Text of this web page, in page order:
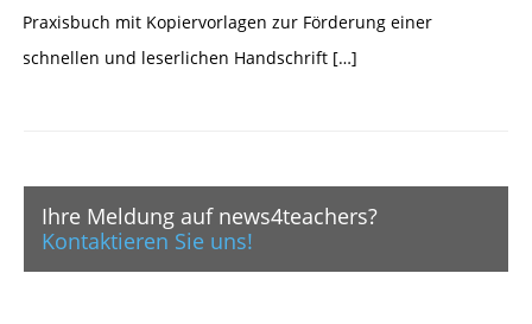
Praxisbuch mit Kopiervorlagen zur Förderung einer
schnellen und leserlichen Handschrift […]
Ihre Meldung auf news4teachers?
Kontaktieren Sie uns!